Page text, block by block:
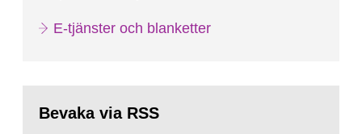
E-tjänster och blanketter
Bevaka via RSS